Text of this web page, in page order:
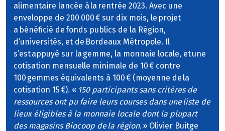
alimentaire lancée à la rentrée 2023. Avec une
enveloppe de 200 000 € sur dix mois, le projet
a bénéficié de fonds publics de la Région,
d’universités, et de Bordeaux Métropole. Il
s’est appuyé sur la gemme, la monnaie locale, et une
cotisation mensuelle minimale de 10 € contre
100 gemmes équivalents à 100 € (moyenne de la
cotisation 15 €). « 150 participants sans critères de
ressources ont pu faire leurs courses dans une liste de
lieux éligibles à la monnaie locale dont la plupart
des magasins Biocoop de la région.» Olivier Buitge